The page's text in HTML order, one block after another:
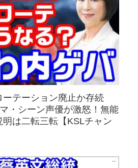
ーテーション廃止か存続
・シーン声優が激怒！無能
は二転三転【KSLチャン